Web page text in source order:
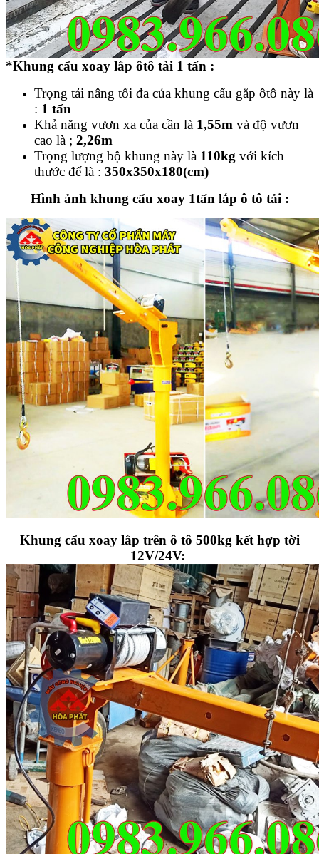
*Khung cẩu xoay lắp ôtô tải 1 tấn :
Trọng tải nâng tối đa của khung cẩu gắp ôtô này là
: 1 tấn
Khả năng vươn xa của cần là 1,55m và độ vươn
cao là ; 2,26m
Trọng lượng bộ khung này là 110kg với kích
thước đế là : 350x350x180(cm)
Hình ảnh khung cẩu xoay 1tấn lắp ô tô tải :
Khung cẩu xoay lắp trên ô tô 500kg kết hợp tời
12V/24V: